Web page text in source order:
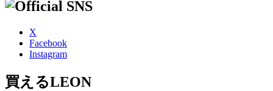
X
Facebook
Instagram
買えるLEON